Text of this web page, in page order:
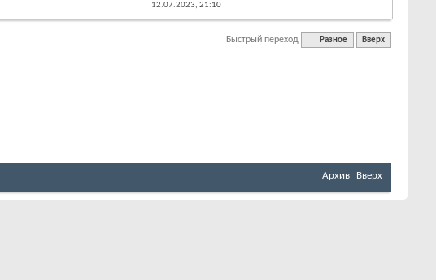
12.07.2023, 21:10
Быстрый переход Разное Вверх
Архив Вверх